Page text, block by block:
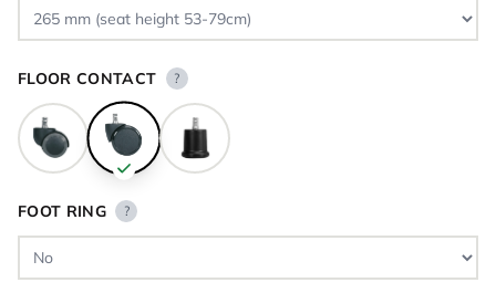
FLOOR CONTACT ?
FOOT RING ?